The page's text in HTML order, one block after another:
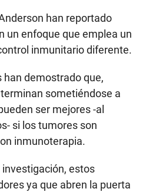
han reportado
un enfoque que emplea un
inmunitario diferente.
demostrado que,
sometiéndose a
ser mejores -al
si los tumores son
inmunoterapia.
estos
ya que abren la puerta